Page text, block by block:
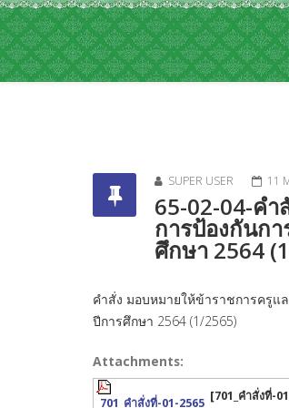
SUPER USER 11
65-02-04-ค
การป้องกันกา
ศึกษา 2564
คำสั่ง มอบหมายให้ข้าราชการครูแ
ปีการศึกษา 2564 (1/2565)
Attachments:
701_คำสั่งที่-01-2565 [701_คำสั่งที่-